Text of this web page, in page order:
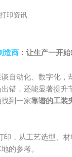
印资讯
造商 ：让生产一开
自动化、数字化
错，还能显著提
到一家靠谱的工装
印，从工艺选型、
的参考。